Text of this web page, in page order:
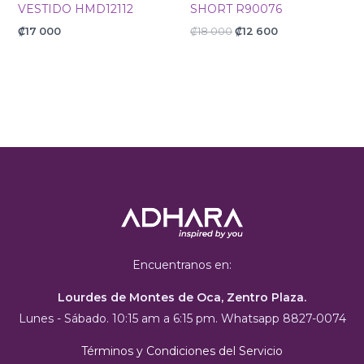
VESTIDO HMD12112
₡17 000
SHORT R90076
₡18 000 ₡12 600
Encuentranos en:
Lourdes de Montes de Oca, Zentro Plaza.
Lunes - Sábado. 10:15 am a 6:15 pm. Whatsapp 8827-0074
Términos y Condiciones del Servicio